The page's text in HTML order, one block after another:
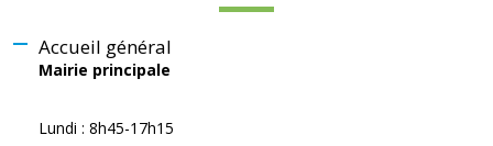
Accueil général
Mairie principale
Lundi : 8h45-17h15